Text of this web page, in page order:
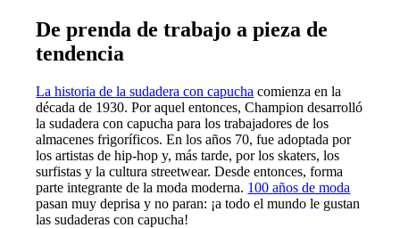
De prenda de trabajo a pieza de
tendencia
La historia de la sudadera con capucha comienza en la
década de 1930. Por aquel entonces, Champion desarrolló
la sudadera con capucha para los trabajadores de los
almacenes frigoríficos. En los años 70, fue adoptada por
los artistas de hip-hop y, más tarde, por los skaters, los
surfistas y la cultura streetwear. Desde entonces, forma
parte integrante de la moda moderna. 100 años de moda
pasan muy deprisa y no paran: ¡a todo el mundo le gustan
las sudaderas con capucha!